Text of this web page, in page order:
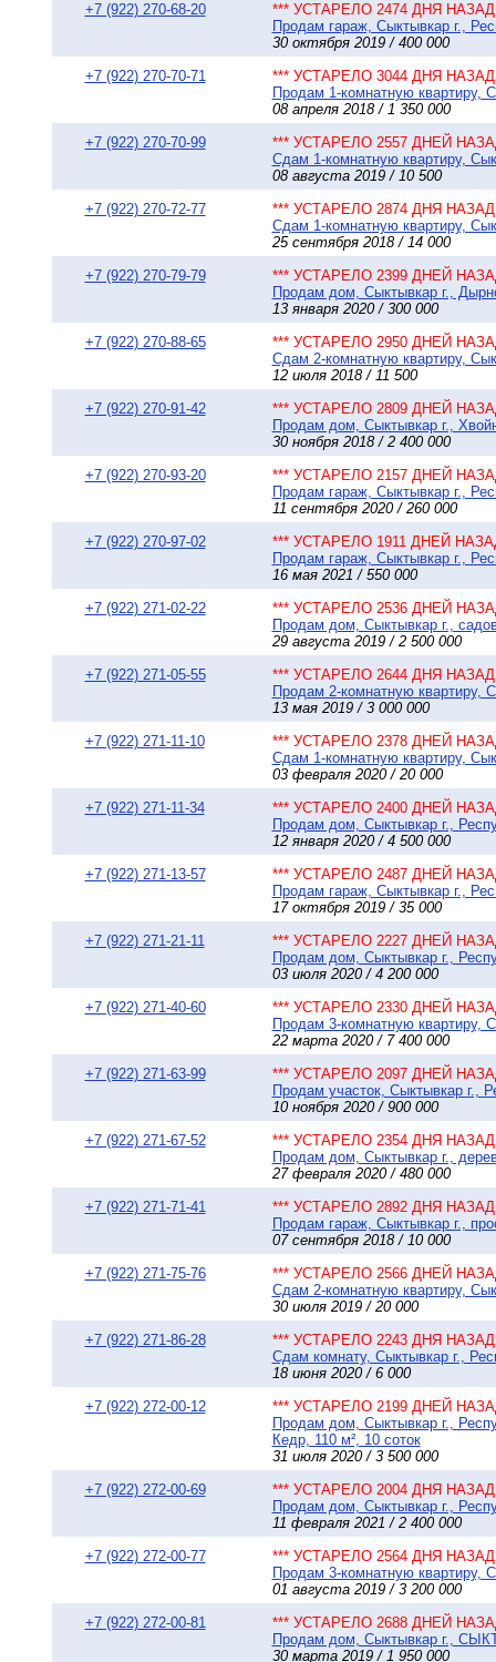
+7 (922) 270-68-20
*** УСТАРЕЛО 2474 ДНЯ НАЗАД
Продам гараж, Сыктывкар г.,
30 октября 2019 / 400 000
+7 (922) 270-70-71
*** УСТАРЕЛО 3044 ДНЯ НАЗАД
Продам 1-комнатную квартиру,
08 апреля 2018 / 1 350 000
+7 (922) 270-70-99
*** УСТАРЕЛО 2557 ДНЕЙ
Сдам 1-комнатную квартиру,
08 августа 2019 / 10 500
+7 (922) 270-72-77
*** УСТАРЕЛО 2874 ДНЯ НАЗАД
Сдам 1-комнатную квартиру,
25 сентября 2018 / 14 000
+7 (922) 270-79-79
*** УСТАРЕЛО 2399 ДНЕЙ
Продам дом, Сыктывкар г.,
13 января 2020 / 300 000
+7 (922) 270-88-65
*** УСТАРЕЛО 2950 ДНЕЙ
Сдам 2-комнатную квартиру,
12 июля 2018 / 11 500
+7 (922) 270-91-42
*** УСТАРЕЛО 2809 ДНЕЙ
Продам дом, Сыктывкар г.,
30 ноября 2018 / 2 400 000
+7 (922) 270-93-20
*** УСТАРЕЛО 2157 ДНЕЙ
Продам гараж, Сыктывкар г.,
11 сентября 2020 / 260 000
+7 (922) 270-97-02
*** УСТАРЕЛО 1911 ДНЕЙ
Продам гараж, Сыктывкар г.,
16 мая 2021 / 550 000
+7 (922) 271-02-22
*** УСТАРЕЛО 2536 ДНЕЙ
Продам дом, Сыктывкар г.,
29 августа 2019 / 2 500 000
+7 (922) 271-05-55
*** УСТАРЕЛО 2644 ДНЯ НАЗАД
Продам 2-комнатную квартиру,
13 мая 2019 / 3 000 000
+7 (922) 271-11-10
*** УСТАРЕЛО 2378 ДНЕЙ
Сдам 1-комнатную квартиру,
03 февраля 2020 / 20 000
+7 (922) 271-11-34
*** УСТАРЕЛО 2400 ДНЕЙ
Продам дом, Сыктывкар г.,
12 января 2020 / 4 500 000
+7 (922) 271-13-57
*** УСТАРЕЛО 2487 ДНЕЙ
Продам гараж, Сыктывкар г.,
17 октября 2019 / 35 000
+7 (922) 271-21-11
*** УСТАРЕЛО 2227 ДНЕЙ
Продам дом, Сыктывкар г.,
03 июля 2020 / 4 200 000
+7 (922) 271-40-60
*** УСТАРЕЛО 2330 ДНЕЙ
Продам 3-комнатную квартиру,
22 марта 2020 / 7 400 000
+7 (922) 271-63-99
*** УСТАРЕЛО 2097 ДНЕЙ
Продам участок, Сыктывкар г.,
10 ноября 2020 / 900 000
+7 (922) 271-67-52
*** УСТАРЕЛО 2354 ДНЯ НАЗАД
Продам дом, Сыктывкар г.,
27 февраля 2020 / 480 000
+7 (922) 271-71-41
*** УСТАРЕЛО 2892 ДНЯ НАЗАД
Продам гараж, Сыктывкар г.,
07 сентября 2018 / 10 000
+7 (922) 271-75-76
*** УСТАРЕЛО 2566 ДНЕЙ
Сдам 2-комнатную квартиру,
30 июля 2019 / 20 000
+7 (922) 271-86-28
*** УСТАРЕЛО 2243 ДНЯ НАЗАД
Сдам комнату, Сыктывкар г.,
18 июня 2020 / 6 000
+7 (922) 272-00-12
*** УСТАРЕЛО 2199 ДНЕЙ
Продам дом, Сыктывкар г.,
Кедр, 110 м², 10 соток
31 июля 2020 / 3 500 000
+7 (922) 272-00-69
*** УСТАРЕЛО 2004 ДНЯ НАЗАД
Продам дом, Сыктывкар г.,
11 февраля 2021 / 2 400 000
+7 (922) 272-00-77
*** УСТАРЕЛО 2564 ДНЯ НАЗАД
Продам 3-комнатную квартиру,
01 августа 2019 / 3 200 000
+7 (922) 272-00-81
*** УСТАРЕЛО 2688 ДНЕЙ
Продам дом, Сыктывкар г.,
30 марта 2019 / 1 950 000